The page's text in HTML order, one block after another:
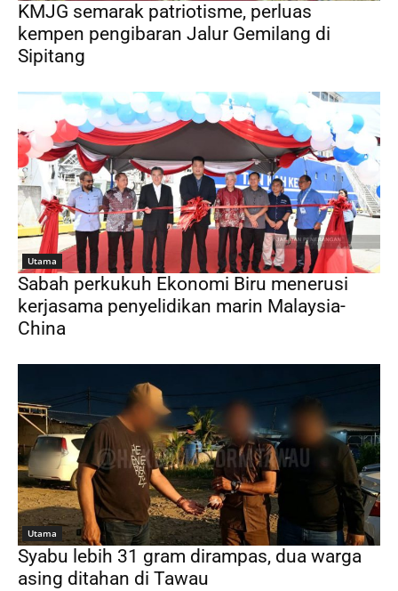
KMJG semarak patriotisme, perluas
kempen pengibaran Jalur Gemilang di
Sipitang
Utama
Sabah perkukuh Ekonomi Biru menerusi
kerjasama penyelidikan marin Malaysia-
China
Utama
Syabu lebih 31 gram dirampas, dua warga
asing ditahan di Tawau